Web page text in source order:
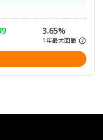
3.65%
1年最大回撤